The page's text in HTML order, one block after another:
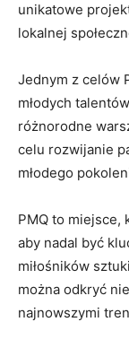
unikatowe
lokalnej
Jednym z celów
młodych
różnorodne
⁢celu ⁣rozwijanie
młodego‌
PMQ ​to miejsce,
aby nadal​ być⁢
miłośników
można ⁣odkryć
najnowszymi